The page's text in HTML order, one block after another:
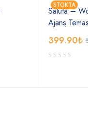
STOKTA
Saluta –
Ajans
399.90₺